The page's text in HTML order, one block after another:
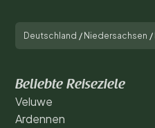
Deutschland / Niedersachsen /
Beliebte Reiseziele
Veluwe
Ardennen